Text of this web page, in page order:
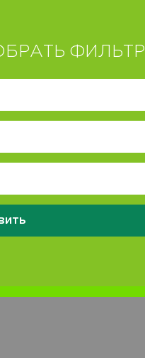
ФИЛЬТР